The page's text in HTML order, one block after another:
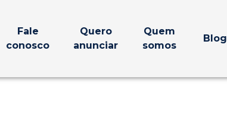
Fale
conosco
Quero
anunciar
Quem
somos
Blog